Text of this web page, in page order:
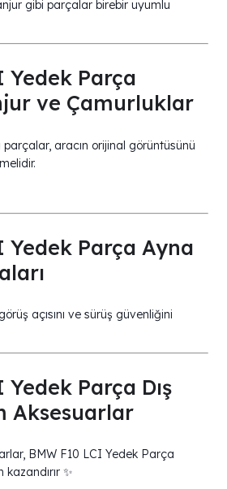
gibi parçalar birebir uyumlu
Yedek Parça
ve Çamurluklar
parçalar, aracın orijinal görüntüsünü
Yedek Parça Ayna
açısını ve sürüş güvenliğini
Yedek Parça Dış
Aksesuarlar
BMW F10 LCI Yedek Parça
kazandırır ✨